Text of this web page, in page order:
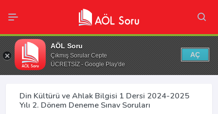
AÖL Soru
Çıkmış Sorular Cepte
ÜCRETSİZ - Google Play'de
AÇ
Din Kültürü ve Ahlak Bilgisi 1 Dersi 2024-2025
Yılı 2. Dönem Deneme Sınav Soruları